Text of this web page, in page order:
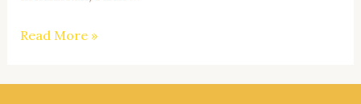
Manfaat
Read More »